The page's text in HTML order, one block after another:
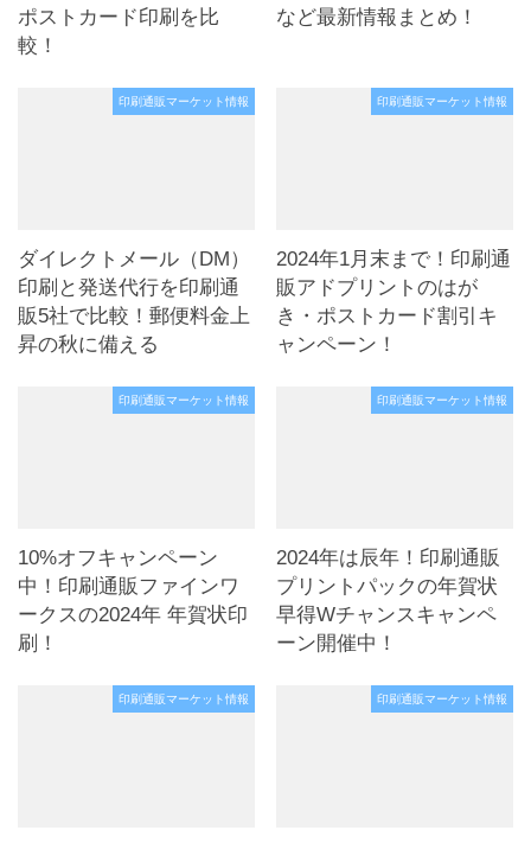
ポストカード印刷を比
較！
など最新情報まとめ！
印刷通販マーケット情報
ダイレクトメール（DM）
印刷と発送代行を印刷通
販5社で比較！郵便料金上
昇の秋に備える
印刷通販マーケット情報
2024年1月末まで！印刷通
販アドプリントのはが
き・ポストカード割引キ
ャンペーン！
印刷通販マーケット情報
10%オフキャンペーン
中！印刷通販ファインワ
ークスの2024年 年賀状印
刷！
印刷通販マーケット情報
2024年は辰年！印刷通販
プリントパックの年賀状
早得Wチャンスキャンペ
ーン開催中！
印刷通販マーケット情報 印刷通販マーケット情報